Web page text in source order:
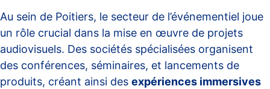
Au sein de Poitiers, le secteur de l’événementiel joue
un rôle crucial dans la mise en œuvre de projets
audiovisuels. Des sociétés spécialisées organisent
des conférences, séminaires, et lancements de
produits, créant ainsi des expériences immersives